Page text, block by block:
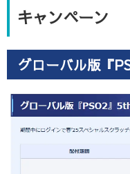
キャンペーン
グローバル版『